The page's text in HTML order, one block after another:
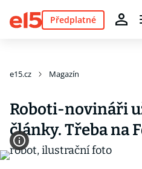
Předplatné
e15.cz Magazín
Roboti-novináři
články. Třeba na